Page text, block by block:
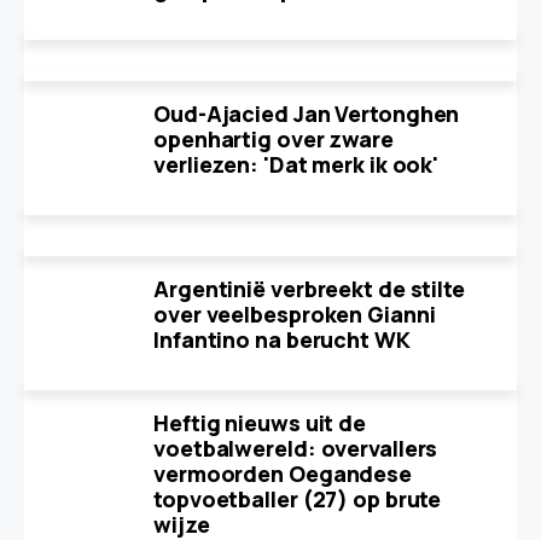
Oud-Ajacied Jan Vertonghen
openhartig over zware
verliezen: 'Dat merk ik ook'
Argentinië verbreekt de stilte
over veelbesproken Gianni
Infantino na berucht WK
Heftig nieuws uit de
voetbalwereld: overvallers
vermoorden Oegandese
topvoetballer (27) op brute
wijze